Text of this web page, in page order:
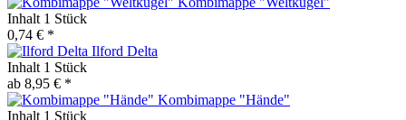
Inhalt 1 Stück
0,74 € *
Ilford Delta
Inhalt 1 Stück
ab 8,95 € *
Kombimappe "Hände"
Inhalt 1 Stück